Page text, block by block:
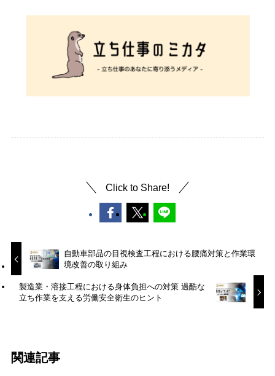
Click to Share!
自動車部品の目視検査工程における腰痛対策と作業環
境改善の取り組み
製造業・溶接工程における身体負担への対策 過酷な
立ち作業を支える労働安全衛生のヒント
関連記事